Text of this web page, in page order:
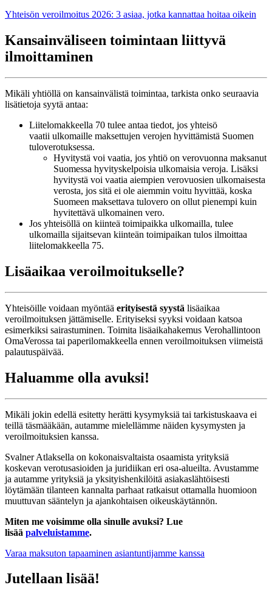
Yhteisön veroilmoitus 2026: 3 asiaa, jotka kannattaa hoitaa oikein
Kansainväliseen toimintaan liittyvä
ilmoittaminen
Mikäli yhtiöllä on kansainvälistä toimintaa, tarkista onko seuraavia
lisätietoja syytä antaa:
Liitelomakkeella 70 tulee antaa tiedot, jos yhteisö
vaatii ulkomaille maksettujen verojen hyvittämistä Suomen
tuloverotuksessa.
Hyvitystä voi vaatia, jos yhtiö on verovuonna maksanut
Suomessa hyvityskelpoisia ulkomaisia veroja. Lisäksi
hyvitystä voi vaatia aiempien verovuosien ulkomaisesta
verosta, jos sitä ei ole aiemmin voitu hyvittää, koska
Suomeen maksettava tulovero on ollut pienempi kuin
hyvitettävä ulkomainen vero.
Jos yhteisöllä on kiinteä toimipaikka ulkomailla, tulee
ulkomailla sijaitsevan kiinteän toimipaikan tulos ilmoittaa
liitelomakkeella 75.
Lisäaikaa veroilmoitukselle?
Yhteisöille voidaan myöntää erityisestä syystä lisäaikaa
veroilmoituksen jättämiselle. Erityiseksi syyksi voidaan katsoa
esimerkiksi sairastuminen. Toimita lisäaikahakemus Verohallintoon
OmaVerossa tai paperilomakkeella ennen veroilmoituksen viimeistä
palautuspäivää.
Haluamme olla avuksi!
Mikäli jokin edellä esitetty herätti kysymyksiä tai tarkistuskaava ei
teillä täsmääkään, autamme mielellämme näiden kysymysten ja
veroilmoituksien kanssa.
Svalner Atlaksella on kokonaisvaltaista osaamista yrityksiä
koskevan verotusasioiden ja juridiikan eri osa-alueilta. Avustamme
ja autamme yrityksiä ja yksityishenkilöitä asiakaslähtöisesti
löytämään tilanteen kannalta parhaat ratkaisut ottamalla huomioon
muuttuvan sääntelyn ja ajankohtaisen oikeuskäytännön.
Miten me voisimme olla sinulle avuksi? Lue
lisää palveluistamme.
Varaa maksuton tapaaminen asiantuntijamme kanssa
Jutellaan lisää!